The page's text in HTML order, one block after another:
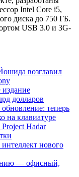
Intel Core i5,
диска до 750 ГБ.
USB 3.0 и 3G-
возглавил
издание
долларов
теперь
на клавиатуре
Hadar
нового
— офисный,